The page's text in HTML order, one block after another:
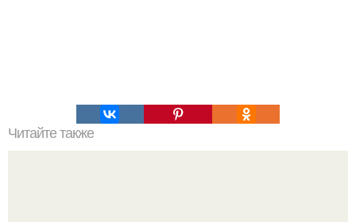
Читайте также